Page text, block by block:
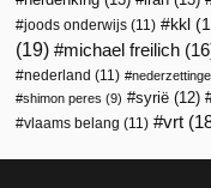
joods onderwijs (11) kkl
(19)
michael freilich
nederland (11)
shimon peres (9) syrië (12)
vlaams belang (11) vrt